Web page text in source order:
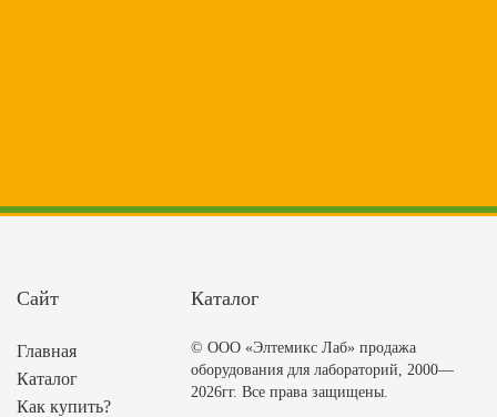
Сайт
Главная
Каталог
Как купить?
Каталог
© ООО «Элтемикс Лаб» продажа
оборудования для лабораторий, 2000—
2026гг. Все права защищены.